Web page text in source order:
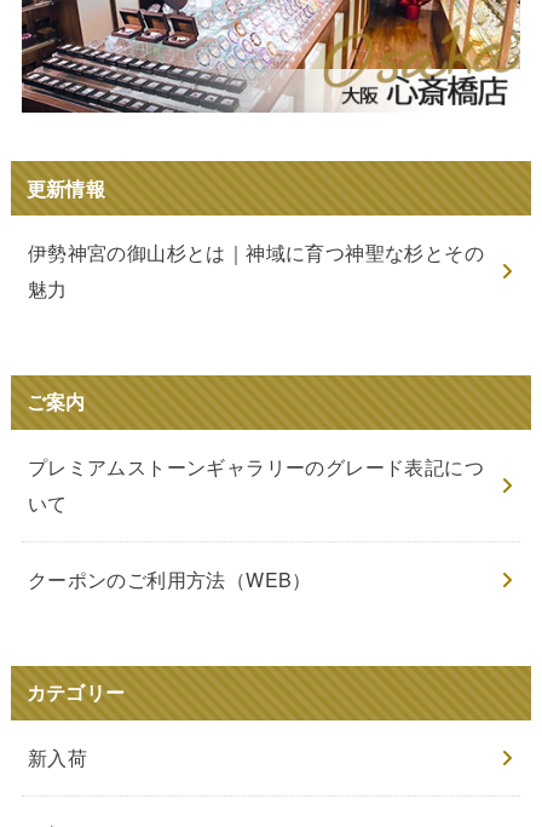
更新情報
伊勢神宮の御山杉とは｜神域に育つ神聖な杉とその
魅力
ご案内
プレミアムストーンギャラリーのグレード表記につ
いて
クーポンのご利用方法（WEB）
カテゴリー
新入荷